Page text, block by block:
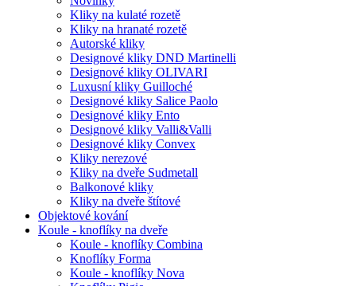
Kliky na kulaté rozetě
Kliky na hranaté rozetě
Autorské kliky
Designové kliky DND Martinelli
Designové kliky OLIVARI
Luxusní kliky Guilloché
Designové kliky Salice Paolo
Designové kliky Ento
Designové kliky Valli&Valli
Designové kliky Convex
Kliky nerezové
Kliky na dveře Sudmetall
Balkonové kliky
Kliky na dveře štítové
Objektové kování
Koule - knoflíky na dveře
Koule - knoflíky Combina
Knoflíky Forma
Koule - knoflíky Nova